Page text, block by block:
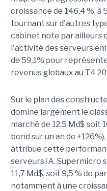
croissance de 146,4 %, à
tournant sur d'autres
cabinet note par ailleurs
l'activité des serveurs
de 59,1% pour
revenus globaux au T4
Sur le plan des
domine largement le
marché de 12,5 Md$ soit
bond sur un an de
attribue cette
serveurs IA. Supermicro
11,7 Md$, soit 9,5 % de
notamment à une